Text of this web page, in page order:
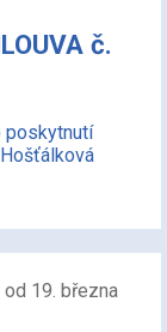
č.
poskytnutí
19. března